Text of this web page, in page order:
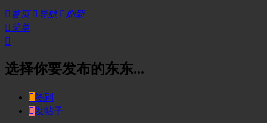
 首页 导航  刷新
菜单

选择你要发布的东东...
签到
发帖子